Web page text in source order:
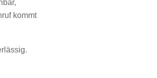
kommt